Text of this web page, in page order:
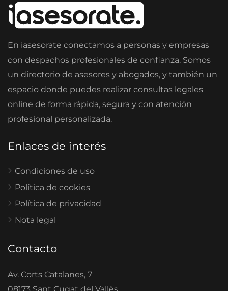
En iasesorate conectamos a personas y empresas
con despachos profesionales de confianza. Somos
un directorio de asesores y abogados, y también un
espacio donde puedes realizar consultas legales
online de forma rápida, segura y con atención
profesional personalizada.
Enlaces de interés
Condiciones de uso
Política de cookies
Política de privacidad
Nota legal
Contacto
Av. Corts Catalanes, 7
08173 Sant Cugat del Vallès